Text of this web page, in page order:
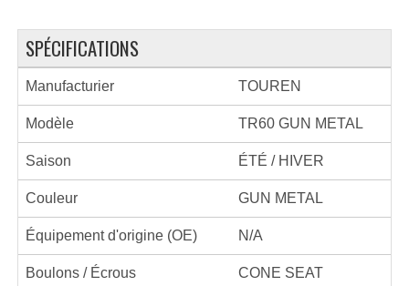
SPÉCIFICATIONS
Manufacturier TOUREN
Modèle TR60 GUN METAL
Saison ÉTÉ / HIVER
Couleur GUN METAL
Équipement d'origine (OE) N/A
Boulons / Écrous CONE SEAT